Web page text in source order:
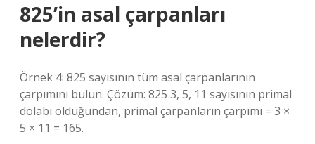
825’in asal çarpanları
nelerdir?
Örnek 4: 825 sayısının tüm asal çarpanlarının
çarpımını bulun. Çözüm: 825 3, 5, 11 sayısının primal
dolabı olduğundan, primal çarpanların çarpımı = 3 ×
5 × 11 = 165.